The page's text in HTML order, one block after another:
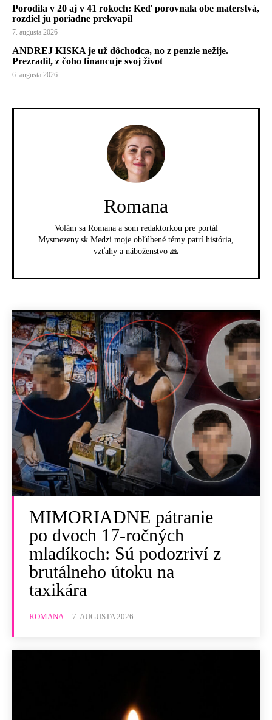
Porodila v 20 aj v 41 rokoch: Keď porovnala obe materstvá,
rozdiel ju poriadne prekvapil
7. augusta 2026
ANDREJ KISKA je už dôchodca, no z penzie nežije.
Prezradil, z čoho financuje svoj život
6. augusta 2026
Romana
Volám sa Romana a som redaktorkou pre portál
Mysmezeny.sk Medzi moje obľúbené témy patrí história,
vzťahy a náboženstvo 🙏
MIMORIADNE pátranie
po dvoch 17-ročných
mladíkoch: Sú podozriví z
brutálneho útoku na
taxikára
ROMANA - 7. AUGUSTA 2026